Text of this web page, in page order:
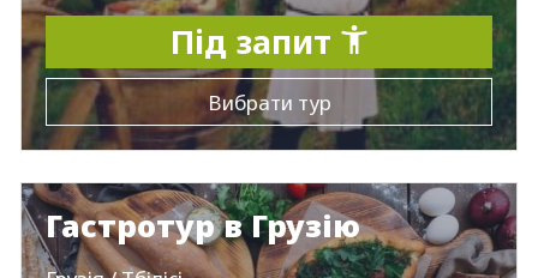
Під запит
Вибрати тур
Гастротур в Грузію